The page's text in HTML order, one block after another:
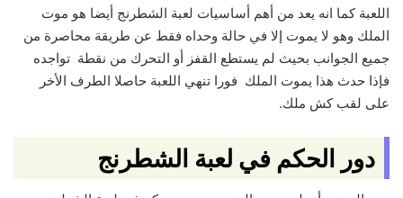
اللعبة كما انه يعد من أهم أساسيات لعبة الشطرنج أيضا هو موت
الملك وهو لا يموت إلا في حالة وحداه فقط عن طريقة محاصرة من
جميع الجوانب بحيث لم يستطع القفز أو التحرك من نقطة تواجده
فإذا حدث هذا يموت الملك فورا تنهي اللعبة حاصلا الطرف الأخر
على لقب كش ملك.
دور الحكم في لعبة الشطرنج